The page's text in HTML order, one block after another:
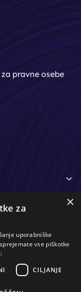
pravne osebe
- kozmetično /
×
za
uporabniške
vse piškotke
CILJANJE